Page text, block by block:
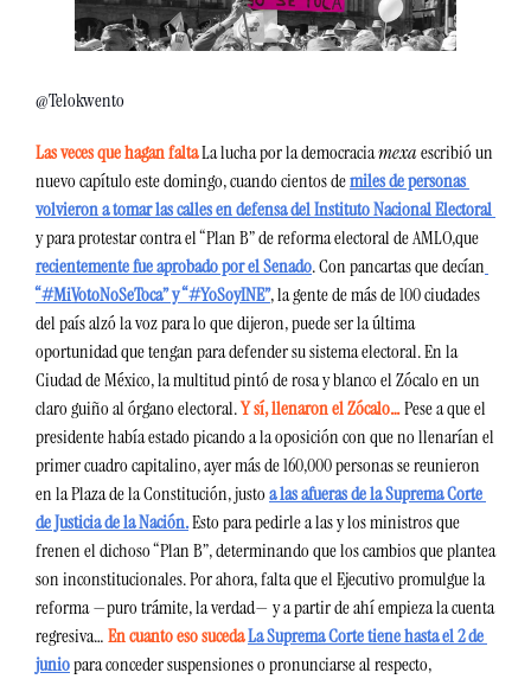
@Telokwento
Las veces que hagan falta La lucha por la democracia mexa escribió un
nuevo capítulo este domingo, cuando cientos de miles de personas
y para protestar contra el “Plan B” de reforma electoral de AMLO,
recientemente fue aprobado por el Senado. Con pancartas que decían
“#MiVotoNoSeToca” y “#YoSoyINE”, la gente de más de 100 ciudades
del país alzó la voz para lo que dijeron, puede ser la última
oportunidad que tengan para defender su sistema electoral. En la
Ciudad de México, la multitud pintó de rosa y blanco el Zócalo en un
claro guiño al órgano electoral. Y sí, llenaron el Zócalo… Pese a que el
presidente había estado picando a la oposición con que no llenarían el
primer cuadro capitalino, ayer más de 160,000 personas se reunieron
en la Plaza de la Constitución, justo a las afueras de la Suprema Corte
de Justicia de la Nación. Esto para pedirle a las y los ministros que
frenen el dichoso “Plan B”, determinando que los cambios que plantea
son inconstitucionales. Por ahora, falta que el Ejecutivo promulgue la
reforma —puro trámite, la verdad— y a partir de ahí empieza la cuenta
regresiva… En cuanto eso suceda La Suprema Corte tiene hasta el 2 de
juniopara conceder suspensiones o pronunciarse al respecto,